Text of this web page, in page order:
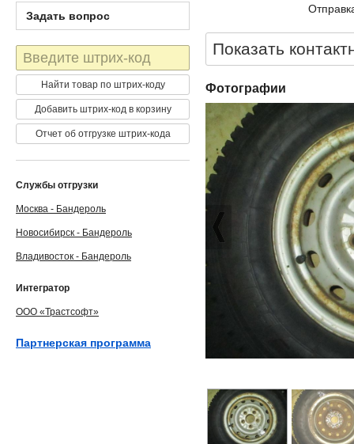
Показать
Фотографии
Задать вопрос
Штрих-
код
Найти товар по штрих-коду
Добавить штрих-код в корзину
Отчет об отгрузке штрих-кода
Службы отгрузки
Москва - Бандероль
Новосибирск - Бандероль
Владивосток - Бандероль
Интегратор
ООО «Трастсофт»
Партнерская программа